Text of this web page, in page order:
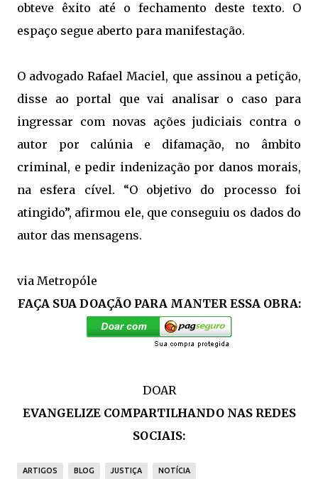
obteve êxito até o fechamento deste texto. O
espaço segue aberto para manifestação.
O advogado Rafael Maciel, que assinou a petição,
disse ao portal que vai analisar o caso para
ingressar com novas ações judiciais contra o
autor por calúnia e difamação, no âmbito
criminal, e pedir indenização por danos morais,
na esfera cível. “O objetivo do processo foi
atingido”, afirmou ele, que conseguiu os dados do
autor das mensagens.
via Metropóle
FAÇA SUA DOAÇÃO PARA MANTER ESSA OBRA:
DOAR
EVANGELIZE COMPARTILHANDO NAS REDES
SOCIAIS:
ARTIGOS BLOG JUSTIÇA NOTÍCIA